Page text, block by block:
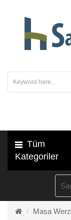
Tüm
Kategoriler
Masa